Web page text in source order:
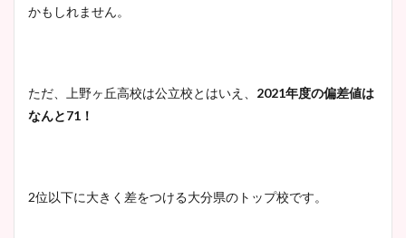
かもしれません。
ただ、上野ヶ丘高校は公立校とはいえ、 2021年度の偏差値は
なんと71 ！
2位以下に大きく差をつける大分県のトップ校です。